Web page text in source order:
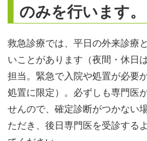
のみを行います。
救急診療では、平日の外来診療
いことがあります（夜間・休日
担当。緊急で入院や処置が必要
処置に限定）。必ずしも専門医
せんので、確定診断がつかない
ただき、後日専門医を受診する